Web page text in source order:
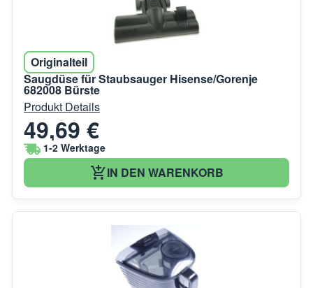
Originalteil
Saugdüse für Staubsauger Hisense/Gorenje
682008 Bürste
Produkt Details
49,69 €
1-2 Werktage
IN DEN WARENKORB